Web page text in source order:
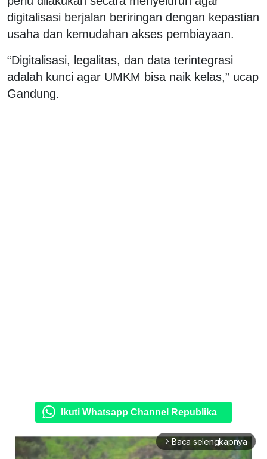
digitalisasi berjalan beriringan dengan kepastian
usaha dan kemudahan akses pembiayaan.
“Digitalisasi, legalitas, dan data terintegrasi
adalah kunci agar UMKM bisa naik kelas,” ucap
Gandung.
Ikuti Whatsapp Channel Republika
arrow_forward_ios Baca selengkapnya